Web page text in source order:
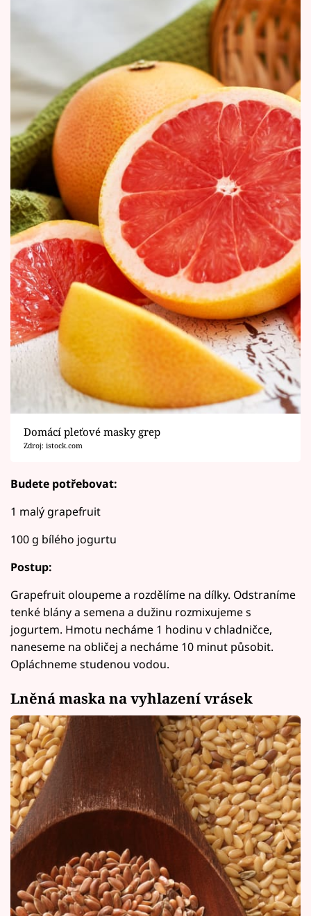
Domácí pleťové masky grep
Zdroj: istock.com
Budete potřebovat:
1 malý grapefruit
100 g bílého jogurtu
Postup:
Grapefruit oloupeme a rozdělíme na dílky. Odstraníme
tenké blány a semena a dužinu rozmixujeme s
jogurtem. Hmotu necháme 1 hodinu v chladničce,
naneseme na obličej a necháme 10 minut působit.
Opláchneme studenou vodou.
Lněná maska na vyhlazení vrásek